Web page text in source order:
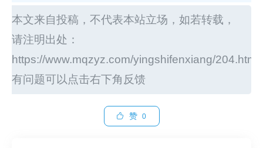
本文来自投稿，不代表本站立场，如若转载，
请注明出处：
https://www.mqzyz.com/yingshifenxiang/204.html
有问题可以点击右下角反馈
赞 0